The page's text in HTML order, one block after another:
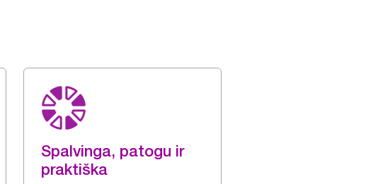
Spalvinga, patogu ir
praktiška